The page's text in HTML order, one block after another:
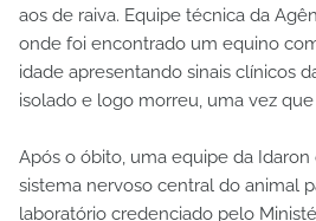
aos de raiva. Equipe técnica da
onde foi encontrado um equino
idade apresentando sinais clínicos
isolado e logo morreu, uma vez
Após o óbito, uma equipe da
sistema nervoso central do animal
laboratório credenciado pelo